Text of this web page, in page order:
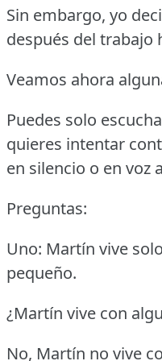
Sin embargo, yo
después del trabajo
Veamos ahora
Puedes solo
quieres intentar
en silencio o en voz
Preguntas:
Uno: Martín vive
pequeño.
¿Martín vive con
No, Martín no vive